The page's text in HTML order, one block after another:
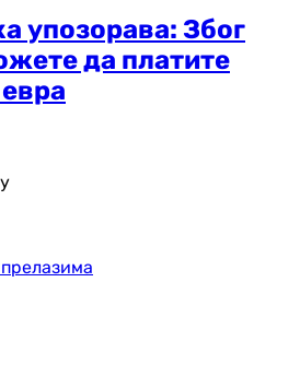
упозорава: Због
да платите